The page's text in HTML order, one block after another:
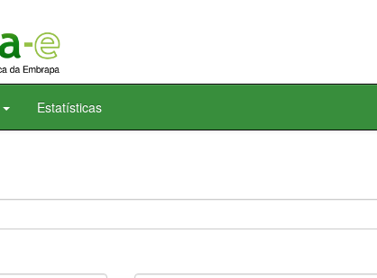
Estatísticas